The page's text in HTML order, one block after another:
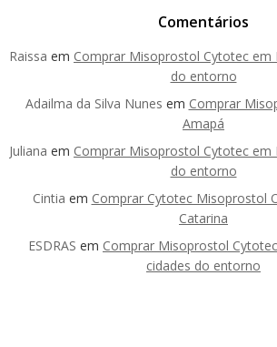
Comentários
Raissa em Comprar Misoprostol Cytotec em
do entorno
Adailma da Silva Nunes em Comprar
Amapá
Juliana em Comprar Misoprostol Cytotec em
do entorno
Cintia em Comprar Cytotec Misoprostol
Catarina
ESDRAS em Comprar Misoprostol
cidades do entorno